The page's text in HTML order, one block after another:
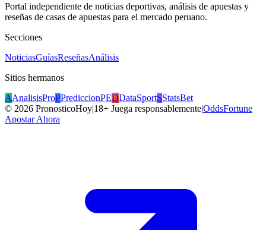
Portal independiente de noticias deportivas, análisis de apuestas y
reseñas de casas de apuestas para el mercado peruano.
Secciones
NoticiasGuíasReseñasAnálisis
Sitios hermanos
AAnalisisProPPrediccionPEDDataSportSStatsBet
© 2026 PronosticoHoy|18+ Juega responsablemente|OddsFortune
Apostar Ahora